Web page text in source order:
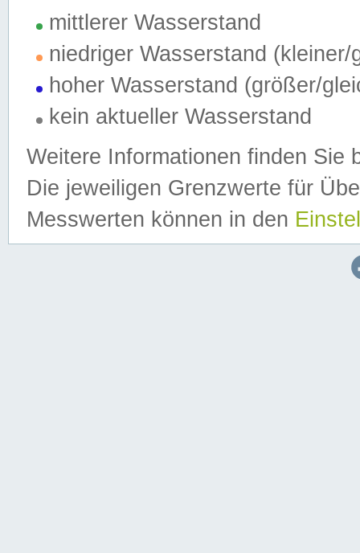
mittlerer Wasserstand
niedriger Wasserstand (kleiner/
hoher Wasserstand (größer/
kein aktueller Wasserstand
Weitere Informationen finden Sie
Die jeweiligen Grenzwerte für
Messwerten können in den